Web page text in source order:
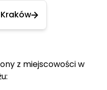
z miejscowości w